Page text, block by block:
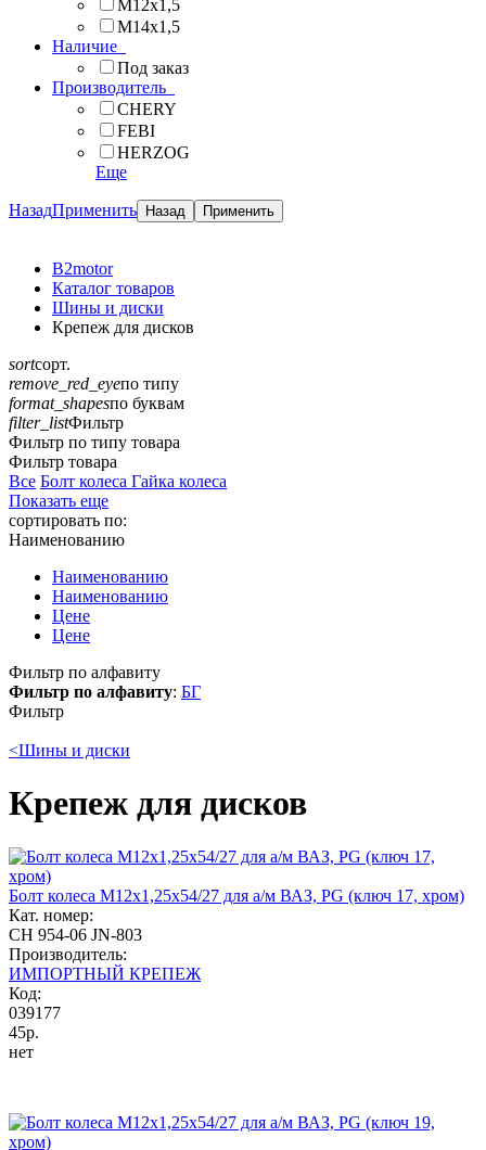
М12x1,5
М14x1,5
Наличие
Под заказ
Производитель
CHERY
FEBI
HERZOG
Еще
НазадПрименить
B2motor
Каталог товаров
Шины и диски
Крепеж для дисков
sortсорт.
remove_red_eyeпо типу
format_shapesпо буквам
filter_listФильтр
Фильтр по типу товара
Фильтр товара
Все Болт колеса Гайка колеса
Показать еще
сортировать по:
Наименованию
Наименованию
Наименованию
Цене
Цене
Фильтр по алфавиту
Фильтр по алфавиту: БГ
Фильтр
<Шины и диски
Крепеж для дисков
Болт колеса М12x1,25x54/27 для а/м ВАЗ, PG (ключ 17, хром)
Кат. номер:
CH 954-06 JN-803
Производитель:
ИМПОРТНЫЙ КРЕПЕЖ
Код:
039177
45р.
нет